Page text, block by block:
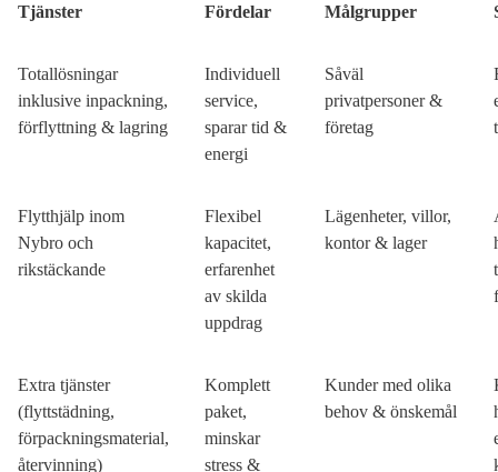
Tjänster Fördelar Målgrupper
Totallösningar
inklusive inpackning,
förflyttning & lagring
Individuell
service,
sparar tid &
energi
Såväl
privatpersoner &
företag
Flytthjälp inom
Nybro och
rikstäckande
Flexibel
kapacitet,
erfarenhet
av skilda
uppdrag
Lägenheter, villor,
kontor & lager
Extra tjänster
(flyttstädning,
förpackningsmaterial,
återvinning)
Komplett
paket,
minskar
stress &
Kunder med olika
behov & önskemål